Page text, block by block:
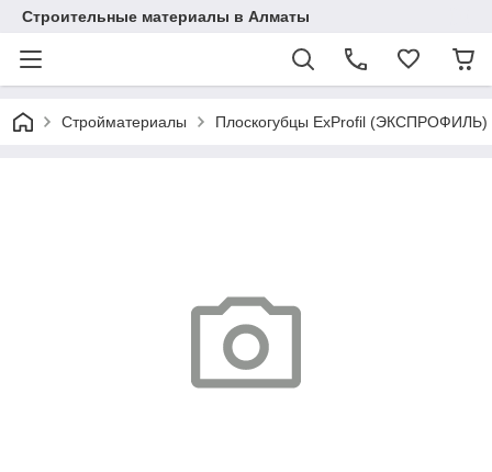
Строительные материалы в Алматы
Стройматериалы Плоскогубцы ExProfil (ЭКСПРОФИЛЬ)